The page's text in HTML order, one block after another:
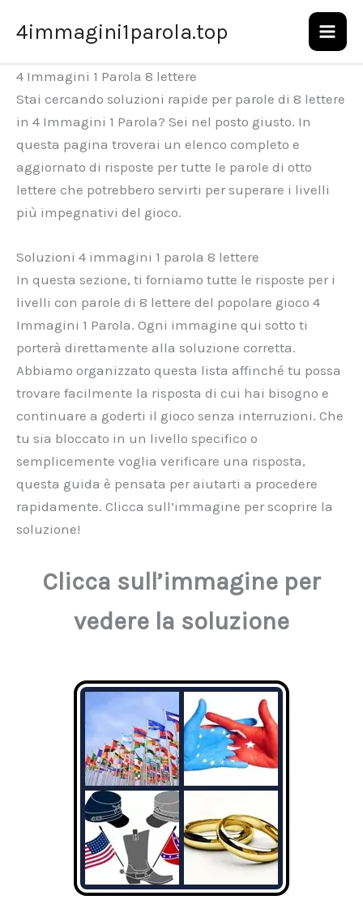
4immagini1parola.top
4 Immagini 1 Parola 8 lettere
Stai cercando soluzioni rapide per parole di 8 lettere
in 4 Immagini 1 Parola? Sei nel posto giusto. In
questa pagina troverai un elenco completo e
aggiornato di risposte per tutte le parole di otto
lettere che potrebbero servirti per superare i livelli
più impegnativi del gioco.
Soluzioni 4 immagini 1 parola 8 lettere
In questa sezione, ti forniamo tutte le risposte per i
livelli con parole di 8 lettere del popolare gioco 4
Immagini 1 Parola. Ogni immagine qui sotto ti
porterà direttamente alla soluzione corretta.
Abbiamo organizzato questa lista affinché tu possa
trovare facilmente la risposta di cui hai bisogno e
continuare a goderti il gioco senza interruzioni. Che
tu sia bloccato in un livello specifico o
semplicemente voglia verificare una risposta,
questa guida è pensata per aiutarti a procedere
rapidamente. Clicca sull’immagine per scoprire la
soluzione!
Clicca sull’immagine per
vedere la soluzione